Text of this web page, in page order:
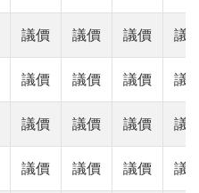
議價 議價 議價 議
議價 議價 議價 議
議價 議價 議價 議
議價 議價 議價 議